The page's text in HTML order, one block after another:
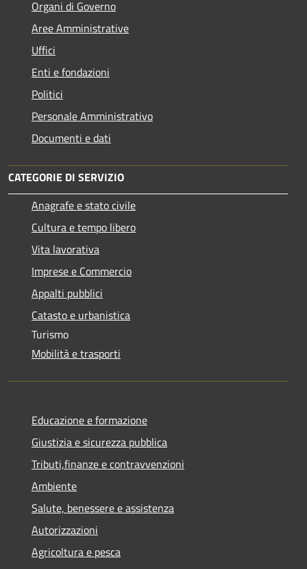
Organi di Governo
Aree Amministrative
Uffici
Enti e fondazioni
Politici
Personale Amministrativo
Documenti e dati
CATEGORIE DI SERVIZIO
Anagrafe e stato civile
Cultura e tempo libero
Vita lavorativa
Imprese e Commercio
Appalti pubblici
Catasto e urbanistica
Turismo
Mobilità e trasporti
Educazione e formazione
Giustizia e sicurezza pubblica
Tributi,finanze e contravvenzioni
Ambiente
Salute, benessere e assistenza
Autorizzazioni
Agricoltura e pesca